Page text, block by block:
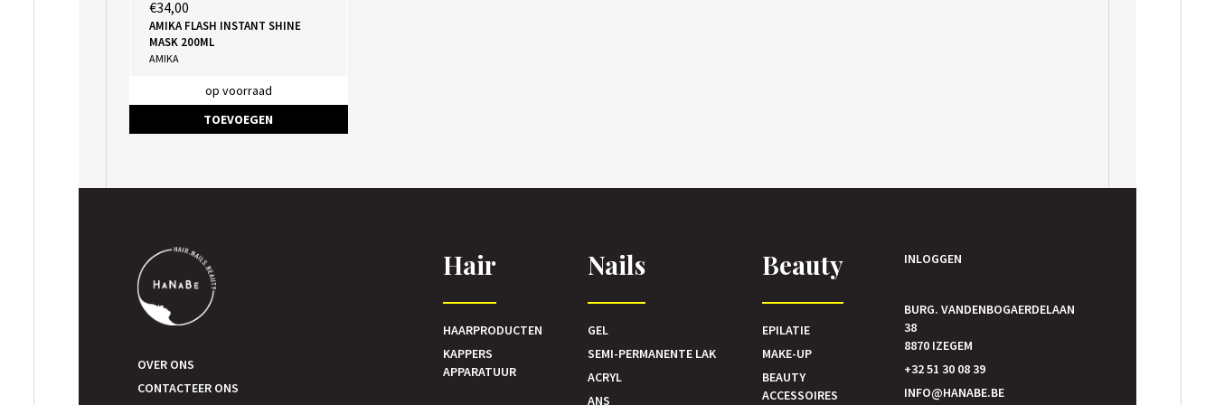
€34,00
AMIKA FLASH INSTANT SHINE
MASK 200ML
AMIKA
op voorraad
TOEVOEGEN
OVER ONS
CONTACTEER ONS
Hair
HAARPRODUCTEN
KAPPERS
APPARATUUR
Nails
GEL
SEMI-PERMANENTE LAK
ACRYL
ANS
Beauty
EPILATIE
MAKE-UP
BEAUTY
ACCESSOIRES
INLOGGEN
BURG. VANDENBOGAERDELAAN
38
8870 IZEGEM
+32 51 30 08 39
INFO@HANABE.BE